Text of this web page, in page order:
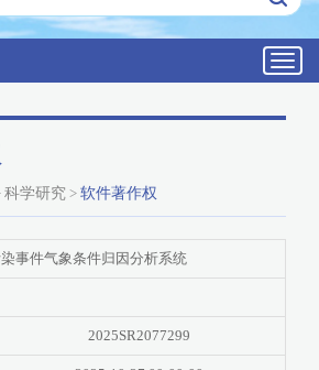
科学研究 > 软件著作权
事件气象条件归因分析系统
2025SR2077299